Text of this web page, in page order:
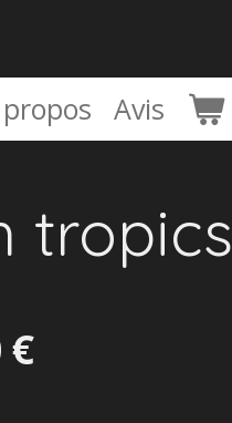
Avis
tropics
€